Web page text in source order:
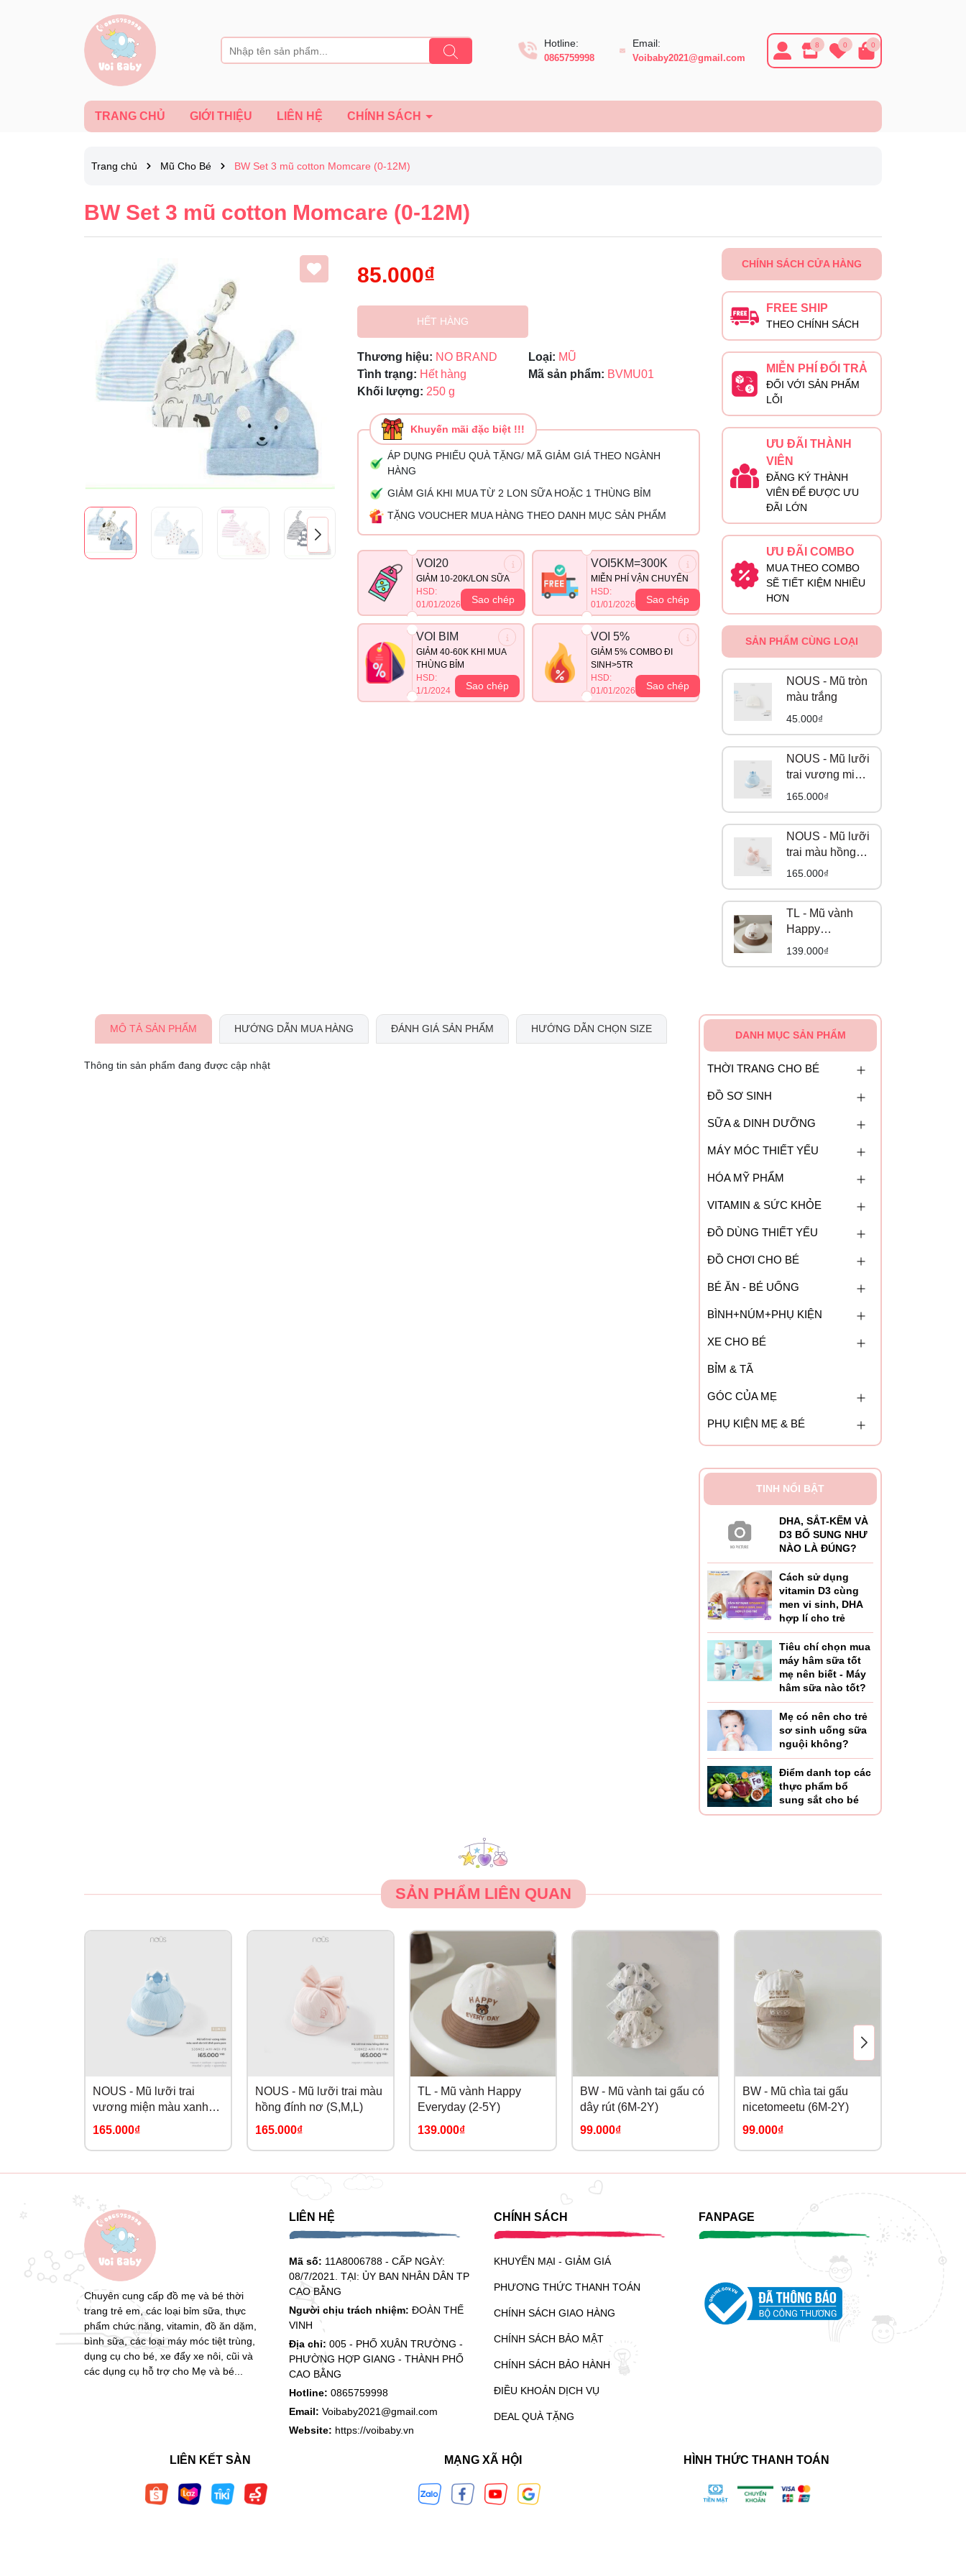
Hotline:
0865759998
Email:
Voibaby2021@gmail.com
8 0 0
TRANG CHỦ GIỚI THIỆU LIÊN HỆ CHÍNH SÁCH
Trang chủ Mũ Cho Bé BW Set 3 mũ cotton Momcare (0-12M)
BW Set 3 mũ cotton Momcare (0-12M)
85.000₫
HẾT HÀNG
Thương hiệu: NO BRAND Loại: MŨ
Tình trạng: Hết hàng Mã sản phẩm: BVMU01
Khối lượng: 250 g
Khuyến mãi đặc biệt !!!
ÁP DỤNG PHIẾU QUÀ TẶNG/ MÃ GIẢM GIÁ THEO NGÀNH
HÀNG
GIẢM GIÁ KHI MUA TỪ 2 LON SỮA HOẶC 1 THÙNG BỈM
TẶNG VOUCHER MUA HÀNG THEO DANH MỤC SẢN PHẨM
VOI20
GIẢM 10-20K/LON SỮA
HSD:
01/01/2026
Sao chép
VOI5KM=300K
MIỄN PHÍ VẬN CHUYỂN
HSD:
01/01/2026
Sao chép
VOI BIM
GIẢM 40-60K KHI MUA
THÙNG BỈM
HSD:
1/1/2024
Sao chép
VOI 5%
GIẢM 5% COMBO ĐI
SINH>5TR
HSD:
01/01/2026
Sao chép
Mã giảm giá:
Ngày hết hạn:
Điều kiện:
CHÍNH SÁCH CỬA HÀNG
FREE SHIP
THEO CHÍNH SÁCH
MIỄN PHÍ ĐỔI TRẢ
ĐỐI VỚI SẢN PHẨM
LỖI
ƯU ĐÃI THÀNH
VIÊN
ĐĂNG KÝ THÀNH
VIÊN ĐỂ ĐƯỢC ƯU
ĐÃI LỚN
ƯU ĐÃI COMBO
MUA THEO COMBO
SẼ TIẾT KIỆM NHIỀU
HƠN
SẢN PHẨM CÙNG LOẠI
NOUS - Mũ tròn
màu trắng
45.000₫
NOUS - Mũ lưỡi
trai vương miện
màu xanh da
pom (S,M,L)
165.000₫
NOUS - Mũ lưỡi
trai màu hồng
đính nơ (S,M,L)
165.000₫
TL - Mũ vành
Happy
Everyday (2-5Y)
139.000₫
MÔ TẢ SẢN PHẨM HƯỚNG DẪN MUA HÀNG ĐÁNH GIÁ SẢN PHẨM HƯỚNG DẪN CHỌN SIZE
Thông tin sản phẩm đang được cập nhật
DANH MỤC SẢN PHẨM
THỜI TRANG CHO BÉ
ĐỒ SƠ SINH
SỮA & DINH DƯỠNG
MÁY MÓC THIẾT YẾU
HÓA MỸ PHẨM
VITAMIN & SỨC KHỎE
ĐỒ DÙNG THIẾT YẾU
ĐỒ CHƠI CHO BÉ
BÉ ĂN - BÉ UỐNG
BÌNH+NÚM+PHỤ KIỆN
XE CHO BÉ
BỈM & TÃ
GÓC CỦA MẸ
PHỤ KIỆN MẸ & BÉ
TINH NỔI BẬT
DHA, SẮT-KẼM VÀ
D3 BỔ SUNG NHƯ
NÀO LÀ ĐÚNG?
Cách sử dụng
vitamin D3 cùng
men vi sinh, DHA
hợp lí cho trẻ
Tiêu chí chọn mua
máy hâm sữa tốt
mẹ nên biết - Máy
hâm sữa nào tốt?
Mẹ có nên cho trẻ
sơ sinh uống sữa
nguội không?
Điểm danh top các
thực phẩm bổ
sung sắt cho bé
SẢN PHẨM LIÊN QUAN
NOUS - Mũ lưỡi trai
vương miện màu xanh
da trời đính pom pom
165.000₫
NOUS - Mũ lưỡi trai màu
hồng đính nơ (S,M,L)
165.000₫
TL - Mũ vành Happy
Everyday (2-5Y)
139.000₫
BW - Mũ vành tai gấu có
dây rút (6M-2Y)
99.000₫
BW - Mũ chìa tai gấu
nicetomeetu (6M-2Y)
99.000₫
Chuyên cung cấp đồ mẹ và bé thời
trang trẻ em, các loại bỉm sữa, thực
phẩm chức năng, vitamin, đồ ăn dặm,
bình sữa, các loại máy móc tiệt trùng,
dụng cụ cho bé, xe đẩy xe nôi, cũi và
các dụng cụ hỗ trợ cho Mẹ và bé...
LIÊN HỆ
Mã số: 11A8006788 - CẤP NGÀY:
08/7/2021. TẠI: ỦY BAN NHÂN DÂN TP
CAO BẰNG
Người chịu trách nhiệm: ĐOÀN THẾ
VINH
Địa chỉ: 005 - PHỐ XUÂN TRƯỜNG -
PHƯỜNG HỢP GIANG - THÀNH PHỐ
CAO BẰNG
Hotline: 0865759998
Email: Voibaby2021@gmail.com
Website: https://voibaby.vn
CHÍNH SÁCH
KHUYẾN MẠI - GIẢM GIÁ
PHƯƠNG THỨC THANH TOÁN
CHÍNH SÁCH GIAO HÀNG
CHÍNH SÁCH BẢO MẬT
CHÍNH SÁCH BẢO HÀNH
ĐIỀU KHOẢN DỊCH VỤ
DEAL QUÀ TẶNG
FANPAGE
LIÊN KẾT SÀN MẠNG XÃ HỘI HÌNH THỨC THANH TOÁN